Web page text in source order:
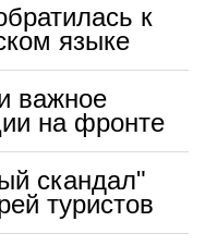
к
языке
важное
на фронте
скандал"
туристов